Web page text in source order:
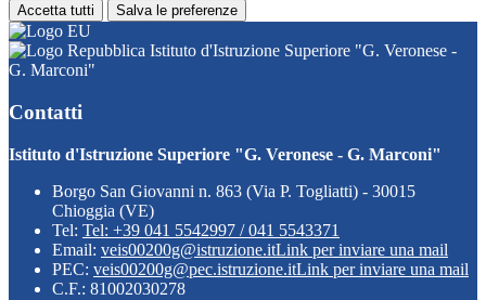
Accetta tutti Salva le preferenze
Istituto d'Istruzione Superiore "G. Veronese -
G. Marconi"
Contatti
Istituto d'Istruzione Superiore "G. Veronese - G. Marconi"
Borgo San Giovanni n. 863 (Via P. Togliatti) - 30015
Chioggia (VE)
Tel: Tel: +39 041 5542997 / 041 5543371
Email: veis00200g@istruzione.itLink per inviare una mail
PEC: veis00200g@pec.istruzione.itLink per inviare una mail
C.F.: 81002030278